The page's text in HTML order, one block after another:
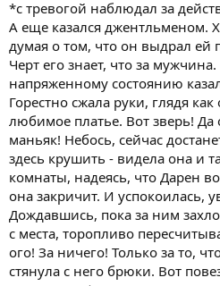
*с тревогой наблюдал за
А еще казался джентльменом.
думая о том, что он выдрал ей
Черт его знает, что за
напряженному состоянию
Горестно сжала руки, глядя
любимое платье. Вот зверь!
маньяк! Небось, сейчас
здесь крушить - видела она и
комнаты, надеясь, что Дарен
она закричит. И успокоилась,
Дождавшись, пока за ним
с места, торопливо
ого! За ничего! Только за то,
стянула с него брюки. Вот